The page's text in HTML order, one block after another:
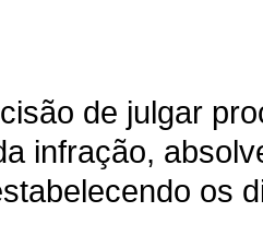
de julgar
infração,
os